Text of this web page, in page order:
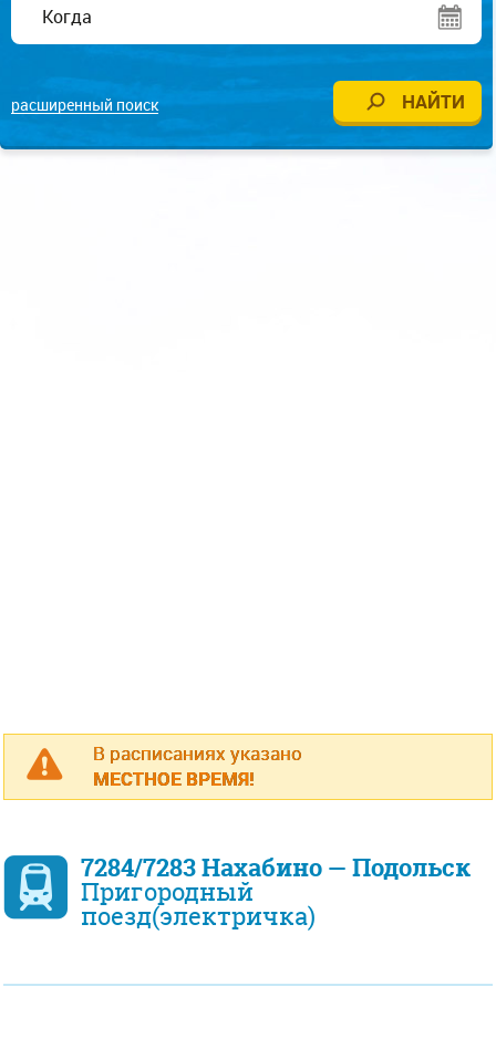
расширенный поиск
В расписаниях указано
МЕСТНОЕ ВРЕМЯ!
7284/7283 Нахабино — Подольск
Пригородный
поезд(электричка)